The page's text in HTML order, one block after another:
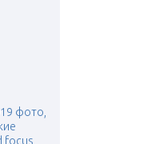
фото,
focus